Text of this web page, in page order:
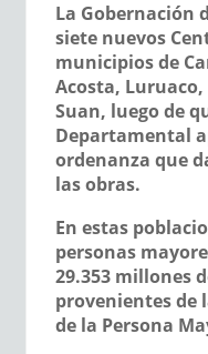
La Gobernación
siete nuevos
municipios de
Acosta,
Suan, luego de
Departamental
ordenanza que
las obras.
En estas
personas
29.353 millones
provenientes de
de la Persona